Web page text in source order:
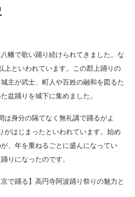
幡で歌い踊り続けられてきました。な
上といわれています。この郡上踊りの
主が武士、町人や百姓の融和を図るた
盆踊りを城下に集めました。
は身分の隔てなく無礼講で踊るがよ
がはじまったといわれています。始め
、年を重ねるごとに盛んになってい
りになったのです。
で踊る】高円寺阿波踊り祭りの魅力と